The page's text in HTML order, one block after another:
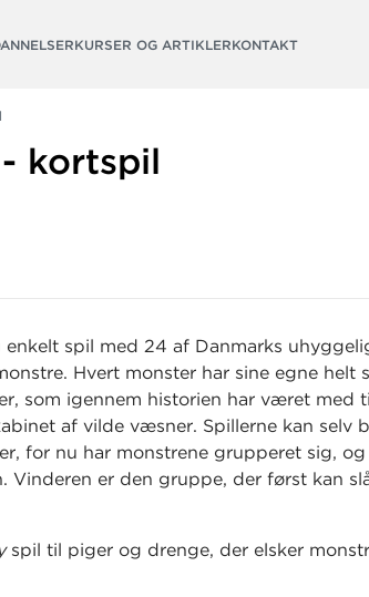
KURSER OG ARTIKLERKONTAKT
kortspil
enkelt spil med 24 af Danmarks
Hvert monster har sine egne helt
som igennem historien har været med
af vilde væsner. Spillerne kan selv
for nu har monstrene grupperet sig, og
Vinderen er den gruppe, der først kan
spil til piger og drenge, der elsker